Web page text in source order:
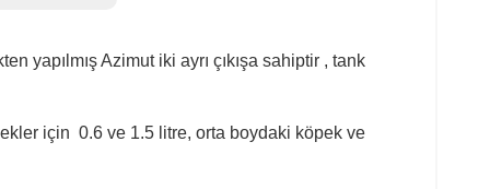
yapılmış Azimut iki ayrı çıkışa sahiptir , tank
için 0.6 ve 1.5 litre, orta boydaki köpek ve